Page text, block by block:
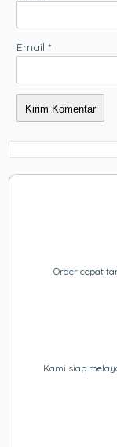
Email*
Order cepat
Kami siap